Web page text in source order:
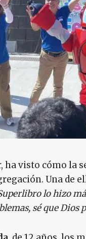
ha visto cómo la
Una de
lo hizo
sé que Dios